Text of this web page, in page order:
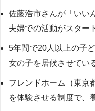
佐藤浩市さんが「いい
夫婦での活動がスター
5年間で20人以上の子
女の子を居候させてい
フレンドホーム（東京
を体験させる制度で、